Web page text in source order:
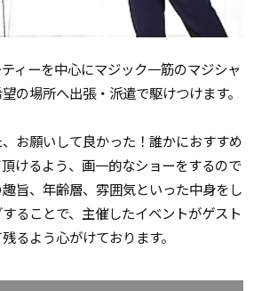
ィーを中心にマジック一筋のマジシャ
の場所へ出張・派遣で駆けつけます。
、お願いして良かった！誰かにおすすめ
けるよう、画一的なショーをするので
旨、年齢層、雰囲気といった中身をし
ることで、主催したイベントがゲスト
るよう心がけております。